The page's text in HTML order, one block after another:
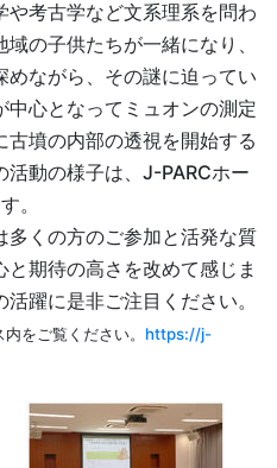
や考古学など文系理系を問わ
の子供たちが一緒になり、
ながら、その謎に迫ってい
中心となってミュオンの測定
墳の内部の透視を開始する
動の様子は、J-PARCホー
。
くの方のご参加と活発な質
期待の高さを改めて感じま
躍に是非ご注目ください。
をご覧ください。 https://j-